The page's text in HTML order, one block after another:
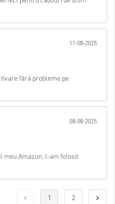
11-08-2025
fără probleme pe
08-08-2025
meu Amazon, l-am folosit
1 2